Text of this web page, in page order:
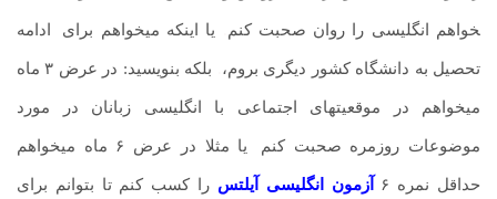
خواهم انگلیسی را روان صحبت کنم یا اینکه می­خواهم برای ادامه
تحصیل به دانشگاه کشور دیگری بروم، بلکه بنویسید: در عرض ۳ ماه
می­خواهم در موقعیت­های اجتماعی با انگلیسی زبانان در مورد
موضوعات روزمره صحبت کنم یا مثلا در عرض ۶ ماه می­خواهم
حداقل نمره ۶ آزمون انگلیسی آیلتس را کسب کنم تا بتوانم برای